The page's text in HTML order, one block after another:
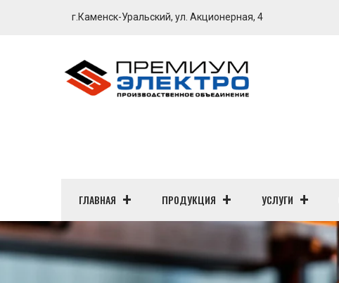
г.Каменск-Уральский, ул. Акционерная, 4
ГЛАВНАЯ ПРОДУКЦИЯ УСЛУГИ